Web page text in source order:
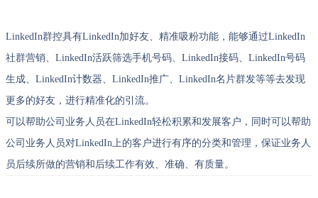
LinkedIn群控具有LinkedIn加好友、精准吸粉功能，能够通过LinkedIn
社群营销、LinkedIn活跃筛选手机号码、LinkedIn接码、LinkedIn号码
生成、LinkedIn计数器、LinkedIn推广、LinkedIn名片群发等等去发现
更多的好友，进行精准化的引流。
可以帮助公司业务人员在LinkedIn轻松积累和发展客户，同时可以帮助
公司业务人员对LinkedIn上的客户进行有序的分类和管理，保证业务人
员后续所做的营销和后续工作有效、准确、有质量。